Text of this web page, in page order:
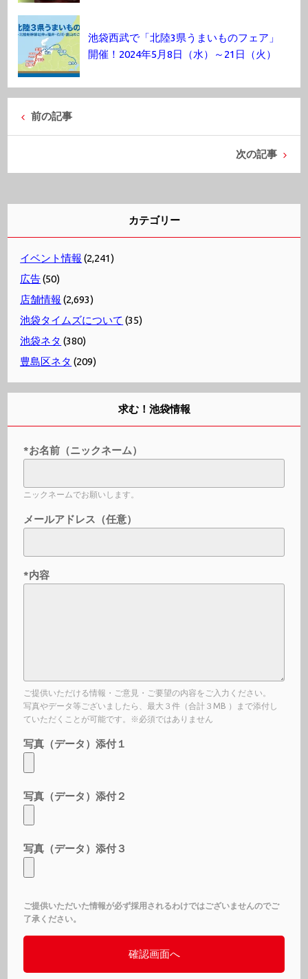
池袋西武で「北陸3県うまいものフェア」
開催！2024年5月8日（水）～21日（火）
前の記事
次の記事
カテゴリー
イベント情報 (2,241)
広告(50)
店舗情報 (2,693)
池袋タイムズについて (35)
池袋ネタ (380)
豊島区ネタ (209)
求む！池袋情報
*お名前（ニックネーム）
ニックネームでお願いします。
メールアドレス（任意）
*内容
ご提供いただける情報・ご意見・ご要望の内容をご入力ください。
写真やデータ等ございましたら、最大３件（合計３MB ）まで添付し
ていただくことが可能です。※必須ではありません
写真（データ）添付１
写真（データ）添付２
写真（データ）添付３
ご提供いただいた情報が必ず採用されるわけではございませんのでご
了承ください。